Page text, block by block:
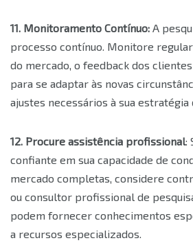
11. Monitoramento Contínuo: A
processo contínuo. Monitore
do mercado, o feedback dos
para se adaptar às novas
ajustes necessários à sua estratégia
12. Procure assistência profissional:
confiante em sua capacidade de
mercado completas, considere
ou consultor profissional de
podem fornecer conhecimentos
a recursos especializados.